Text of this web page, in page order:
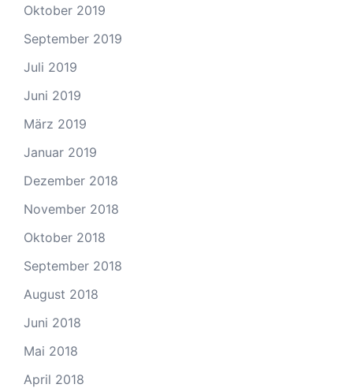
Oktober 2019
September 2019
Juli 2019
Juni 2019
März 2019
Januar 2019
Dezember 2018
November 2018
Oktober 2018
September 2018
August 2018
Juni 2018
Mai 2018
April 2018